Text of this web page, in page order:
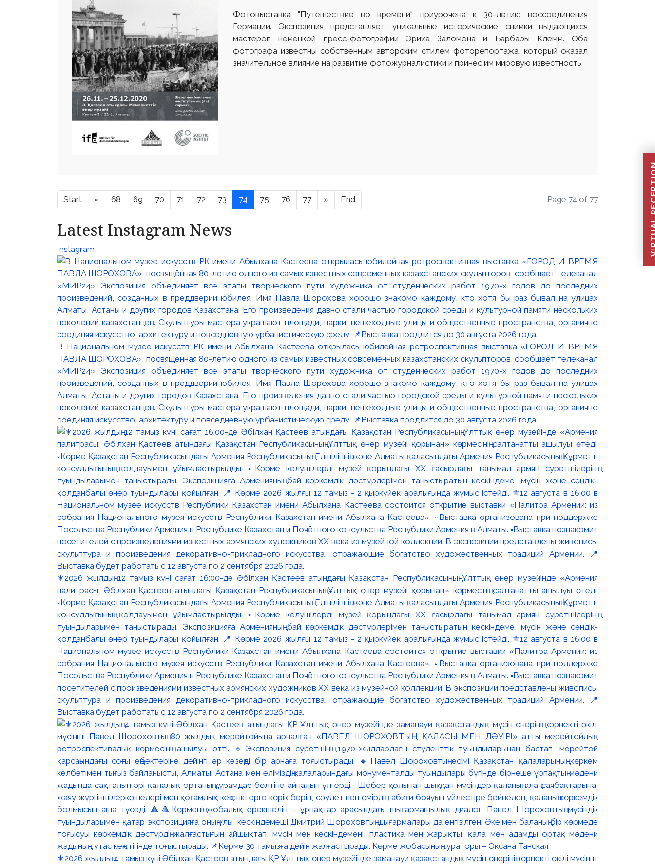
Фотовыставка "Путешествие во времени" приурочена к 30-летию воссоединения
Германии. Экспозиция представляет уникальные исторические снимки выдающихся
мастеров немецкой пресс-фотографии Эриха Заломона и Барбары Клемм. Оба
фотографа известны собственным авторским стилем фоторепортажа, который оказал
значительное влияние на развитие фотожурналистики и принес им мировую известность
Start « 68 69 70 71 72 73 74 75 76 77 » End Page 74 of 77
Latest Instagram News
Instagram
В Национальном музее искусств РК имени Абылхана Кастеева открылась юбилейная ретроспективная выставка «ГОРОД И ВРЕМЯ
ПАВЛА ШОРОХОВА», посвящённая 80-летию одного из самых известных современных казахстанских скульпторов, сообщает телеканал
«МИР24» Экспозиция объединяет все этапы творческого пути художника от студенческих работ 1970-х годов до последних
произведений, созданных в преддверии юбилея. Имя Павла Шорохова хорошо знакомо каждому, кто хотя бы раз бывал на улицах
Алматы, Астаны и других городов Казахстана. Его произведения давно стали частью городской среды и культурной памяти нескольких
поколений казахстанцев. Скульптуры мастера украшают площади, парки, пешеходные улицы и общественные пространства, органично
соединяя искусство, архитектуру и повседневную урбанистическую среду. 📌Выставка продлится до 30 августа 2026 года.
⚜️2026 жылдың 12 тамыз күні сағат 16:00-де Әбілхан Қастеев атындағы Қазақстан Республикасының Ұлттық өнер музейінде «Армения
палитрасы: Әбілхан Қастеев атындағы Қазақстан Республикасының Ұлттық өнер музейі қорынан» көрмесінің салтанатты ашылуы өтеді.
▫️Көрме Қазақстан Республикасындағы Армения Республикасының Елшілігінің және Алматы қаласындағы Армения Республикасының Құрметті
консулдығының қолдауымен ұйымдастырылды. ▪️Көрме келушілерді музей қорындағы ХХ ғасырдағы танымал армян суретшілерінің
туындыларымен таныстырады. Экспозицияға Арменияның бай көркемдік дәстүрлерімен таныстыратын кескіндеме, мүсін және сәндік-
қолданбалы өнер туындылары қойылған. 📍 Көрме 2026 жылғы 12 тамыз - 2 қыркүйек аралығында жұмыс істейді. ⚜️12 августа в 16:00 в
Национальном музее искусств Республики Казахстан имени Абылхана Кастеева состоится открытие выставки «Палитра Армении: из
собрания Национального музея искусств Республики Казахстан имени Абылхана Кастеева». ▫️Выставка организована при поддержке
Посольства Республики Армения в Республике Казахстан и Почётного консульства Республики Армения в Алматы. ▪️Выставка познакомит
посетителей с произведениями известных армянских художников XX века из музейной коллекции. В экспозиции представлены живопись,
скульптура и произведения декоративно-прикладного искусства, отражающие богатство художественных традиций Армении. 📍
Выставка будет работать с 12 августа по 2 сентября 2026 года.
⚜️2026 жылдың 4 тамыз күні Әбілхан Қастеев атындағы ҚР Ұлттық өнер музейінде заманауи қазақстандық мүсін өнерінің көрнекті өкілі мүсінші